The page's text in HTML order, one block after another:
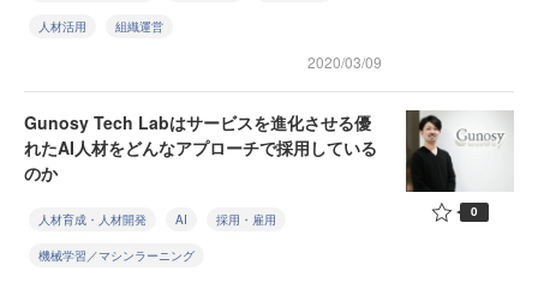
人材活用 組織運営
2020/03/09
Gunosy Tech Labはサービスを進化させる優
れたAI人材をどんなアプローチで採用している
のか
人材育成・人材開発 AI 採用・雇用
機械学習／マシンラーニング
0